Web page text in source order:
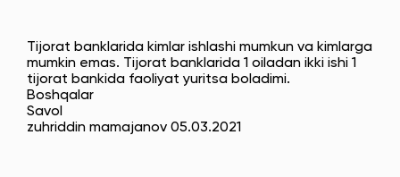
Tijorat banklarida kimlar ishlashi mumkun va kimlarga
mumkin emas. Tijorat banklarida 1 oiladan ikki ishi 1
tijorat bankida faoliyat yuritsa boladimi.
Boshqalar
Savol
zuhriddin mamajanov 05.03.2021